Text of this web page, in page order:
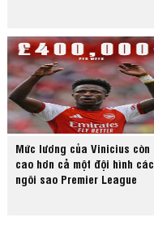
Mức lương của Vinicius còn
cao hơn cả một đội hình các
ngôi sao Premier League